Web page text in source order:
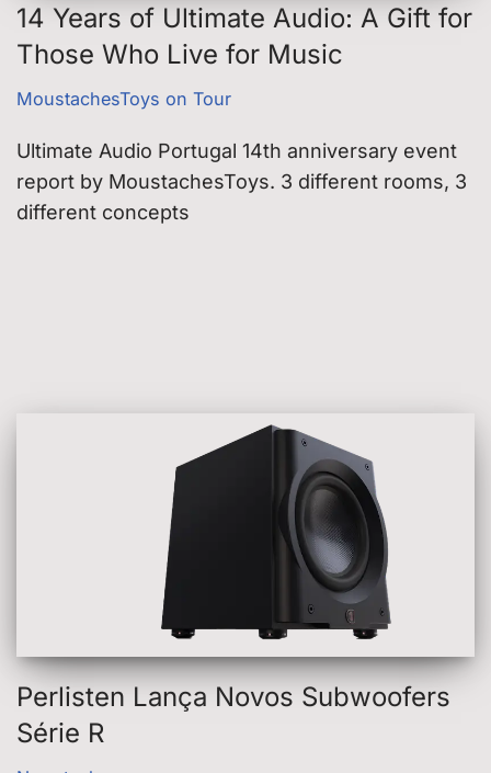
14 Years of Ultimate Audio: A Gift for
Those Who Live for Music
MoustachesToys on Tour
Ultimate Audio Portugal 14th anniversary event
report by MoustachesToys. 3 different rooms, 3
different concepts
Perlisten Lança Novos Subwoofers
Série R